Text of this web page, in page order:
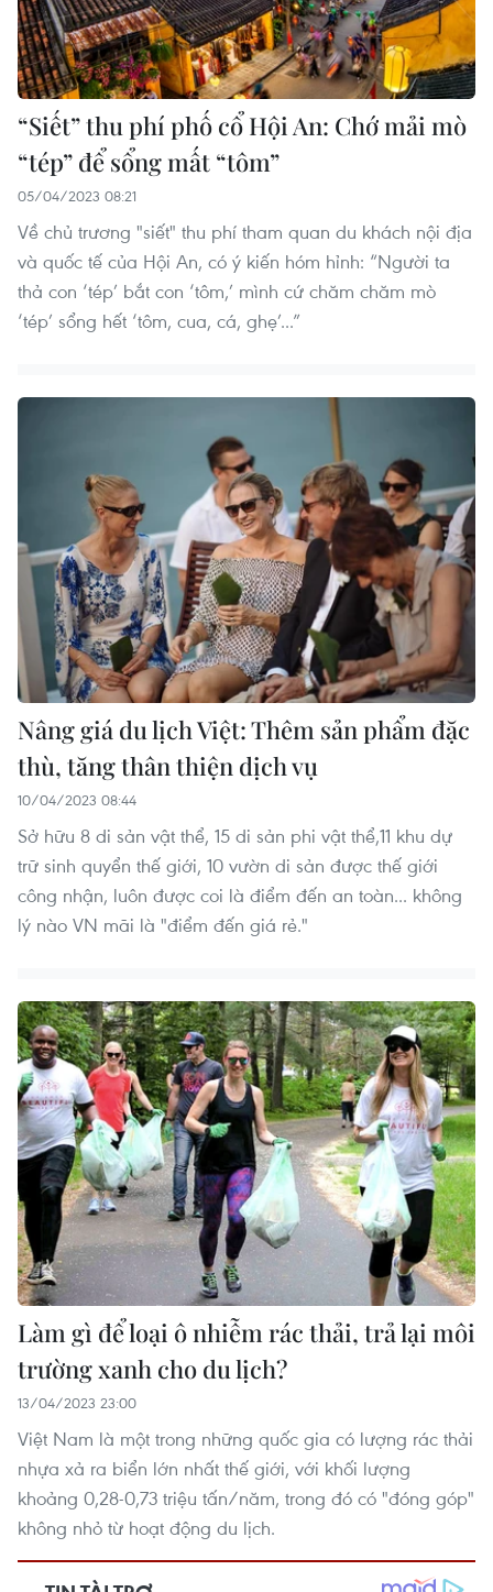
“Siết” thu phí phố cổ Hội An: Chớ mải mò
“tép” để sổng mất “tôm”
05/04/2023 08:21
Về chủ trương "siết" thu phí tham quan du khách nội địa
và quốc tế của Hội An, có ý kiến hóm hỉnh: “Người ta
thả con ‘tép’ bắt con ‘tôm,’ mình cứ chăm chăm mò
‘tép’ sổng hết ‘tôm, cua, cá, ghẹ’...”
Nâng giá du lịch Việt: Thêm sản phẩm đặc
thù, tăng thân thiện dịch vụ
10/04/2023 08:44
Sở hữu 8 di sản vật thể, 15 di sản phi vật thể,11 khu dự
trữ sinh quyển thế giới, 10 vườn di sản được thế giới
công nhận, luôn được coi là điểm đến an toàn... không
lý nào VN mãi là "điểm đến giá rẻ."
Làm gì để loại ô nhiễm rác thải, trả lại môi
trường xanh cho du lịch?
13/04/2023 23:00
Việt Nam là một trong những quốc gia có lượng rác thải
nhựa xả ra biển lớn nhất thế giới, với khối lượng
khoảng 0,28-0,73 triệu tấn/năm, trong đó có "đóng góp"
không nhỏ từ hoạt động du lịch.